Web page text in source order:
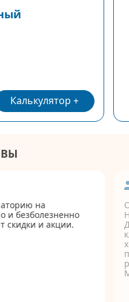
Калькулятор
на
и безболезненно
скидки и акции.